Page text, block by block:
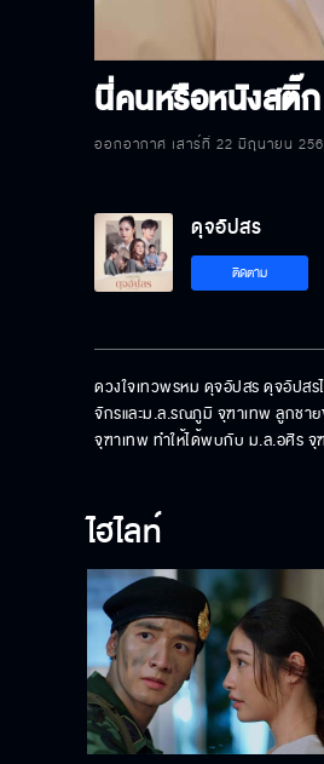
นี่คนหรือหนังสติ๊ก
ออกอากาศ เสาร์ที่ 22 มิถุนายน
ดุจอัปสร
ติดตาม
ดวงใจเทวพรหม ดุจอัปสร ดุจอัปส
จักรและม.ล.รณภูมิ จุฑาเทพ ลูกชา
จุฑาเทพ ทำให้ได้พบกับ ม.ล.อศิร จุ
ไฮไลท์